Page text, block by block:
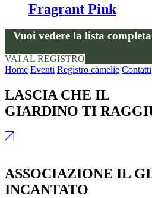
Fragrant Pink
Vuoi vedere la lista
VAI AL REGISTRO
Home Eventi Registro camelie Contatti
LASCIA CHE IL
GIARDINO TI
ASSOCIAZIONE IL
INCANTATO